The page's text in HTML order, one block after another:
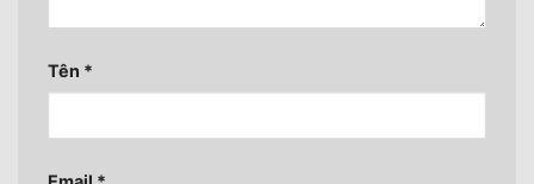
Tên *